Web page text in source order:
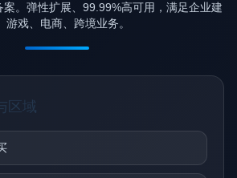
。弹性扩展、99.99%高可用，满足企业建
游戏、电商、跨境业务。
区域